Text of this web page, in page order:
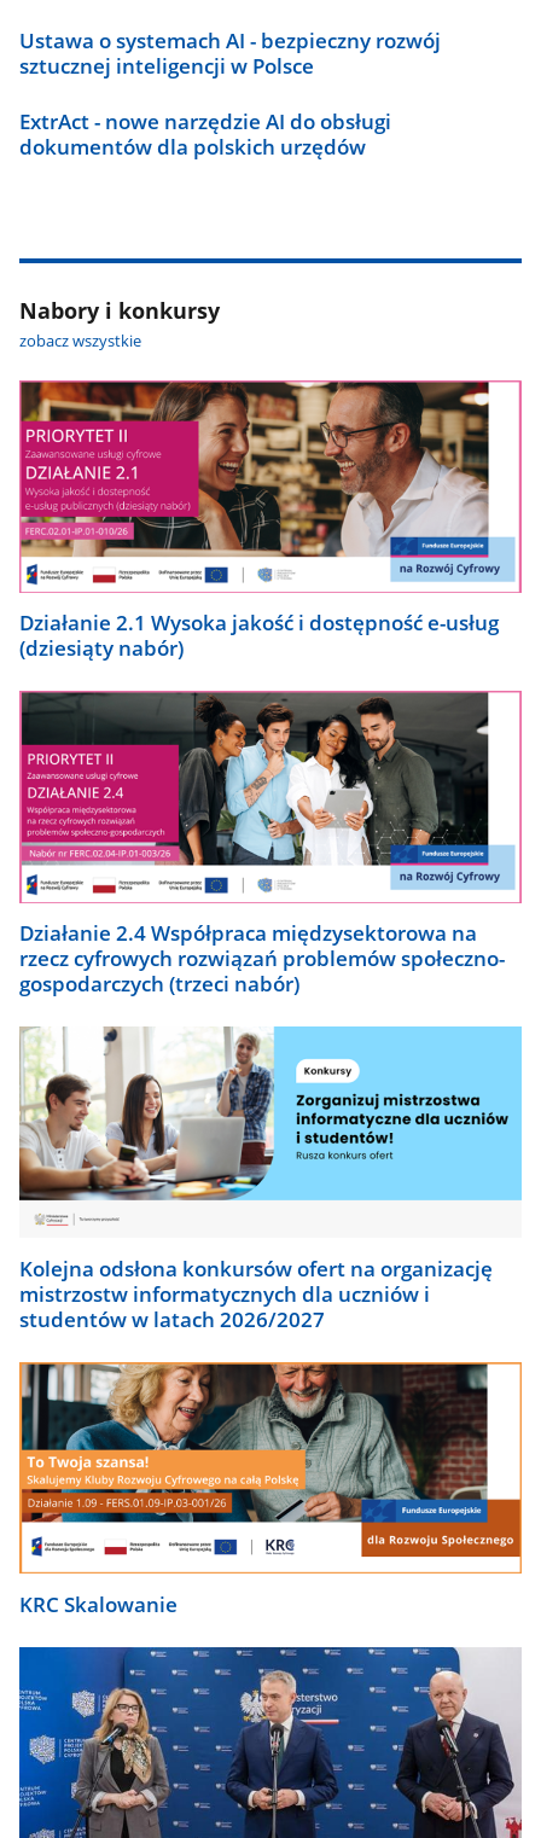
Ustawa o systemach AI - bezpieczny rozwój
sztucznej inteligencji w Polsce
ExtrAct - nowe narzędzie AI do obsługi
dokumentów dla polskich urzędów
Nabory i konkursy
zobacz wszystkie
Działanie 2.1 Wysoka jakość i dostępność e-usług
(dziesiąty nabór)
Działanie 2.4 Współpraca międzysektorowa na
rzecz cyfrowych rozwiązań problemów społeczno-
gospodarczych (trzeci nabór)
Kolejna odsłona konkursów ofert na organizację
mistrzostw informatycznych dla uczniów i
studentów w latach 2026/2027
KRC Skalowanie